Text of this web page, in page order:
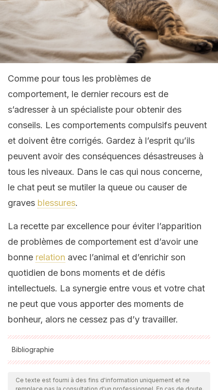
Comme pour tous les problèmes de
comportement, le dernier recours est de
s’adresser à un spécialiste pour obtenir des
conseils. Les comportements compulsifs peuvent
et doivent être corrigés. Gardez à l’esprit qu’ils
peuvent avoir des conséquences désastreuses à
tous les niveaux. Dans le cas qui nous concerne,
le chat peut se mutiler la queue ou causer de
graves blessures.
La recette par excellence pour éviter l’apparition
de problèmes de comportement est d’avoir une
bonne relation avec l’animal et d’enrichir son
quotidien de bons moments et de défis
intellectuels. La synergie entre vous et votre chat
ne peut que vous apporter des moments de
bonheur, alors ne cessez pas d’y travailler.
Bibliographie
Toutes les sources citées ont été examinées en profondeur
par notre équipe pour garantir leur qualité, leur fiabilité, leur
Ce texte est fourni à des fins d'information uniquement et ne